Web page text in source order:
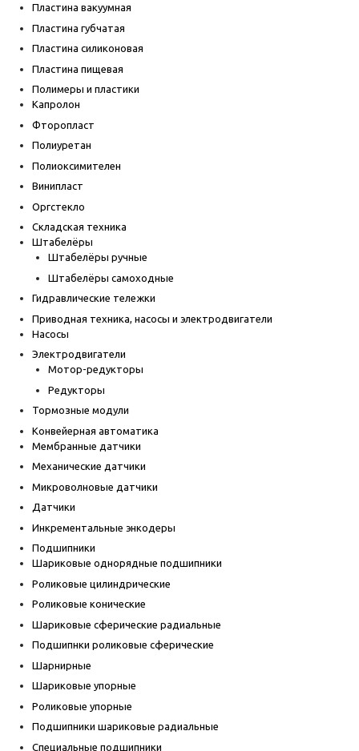
Пластина вакуумная
Пластина губчатая
Пластина силиконовая
Пластина пищевая
Полимеры и пластики
Капролон
Фторопласт
Полиуретан
Полиоксимителен
Винипласт
Оргстекло
Складская техника
Штабелёры
Штабелёры ручные
Штабелёры самоходные
Гидравлические тележки
Приводная техника, насосы и электродвигатели
Насосы
Электродвигатели
Мотор-редукторы
Редукторы
Тормозные модули
Конвейерная автоматика
Мембранные датчики
Механические датчики
Микроволновые датчики
Датчики
Инкрементальные энкодеры
Подшипники
Шариковые однорядные подшипники
Роликовые цилиндрические
Роликовые конические
Шариковые сферические радиальные
Подшипнки роликовые сферические
Шарнирные
Шариковые упорные
Роликовые упорные
Подшипники шариковые радиальные
Специальные подшипники